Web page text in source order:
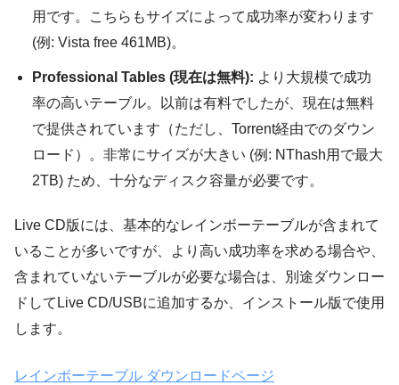
用です。こちらもサイズによって成功率が変わります
(例: Vista free 461MB)。
Professional Tables (現在は無料): より大規模で成功
率の高いテーブル。以前は有料でしたが、現在は無料
で提供されています（ただし、Torrent経由でのダウン
ロード）。非常にサイズが大きい (例: NThash用で最大
2TB) ため、十分なディスク容量が必要です。
Live CD版には、基本的なレインボーテーブルが含まれて
いることが多いですが、より高い成功率を求める場合や、
含まれていないテーブルが必要な場合は、別途ダウンロー
ドしてLive CD/USBに追加するか、インストール版で使用
します。
レインボーテーブル ダウンロードページ